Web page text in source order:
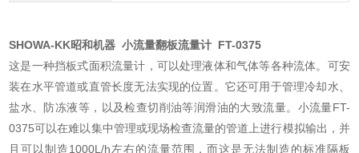
SHOWA-KK昭和机器 小流量翻板流量计 FT-0375
这是一种挡板式面积流量计，可以处理液体和气体等各种流体。可安
装在水平管道或直管长度无法实现的位置。它还可用于管理冷却水、
盐水、防冻液等，以及检查切削油等润滑油的大致流量。小流量FT-
0375可以在难以集中管理或现场检查流量的管道上进行模拟输出，并
且可以制造1000L/h左右的流量范围，而这是无法制造的标准隔板